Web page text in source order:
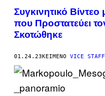
Συγκινητικό
που Προστατεύει
Σκοτώθηκε
01.24.23ΚΕΊΜΕΝΟ VICE STAFF